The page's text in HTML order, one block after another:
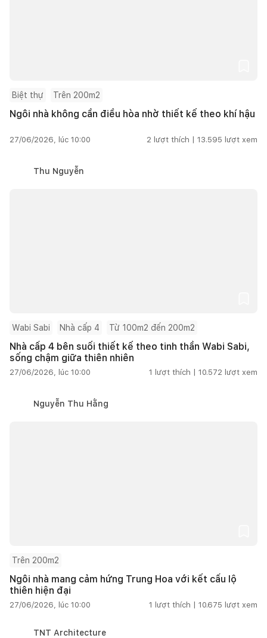
Biệt thự Trên 200m2
Ngôi nhà không cần điều hòa nhờ thiết kế theo khí hậu
27/06/2026, lúc 10:00 2 lượt thích | 13.595 lượt xem
Thu Nguyễn
Wabi Sabi Nhà cấp 4 Từ 100m2 đến 200m2
Nhà cấp 4 bên suối thiết kế theo tinh thần Wabi Sabi,
sống chậm giữa thiên nhiên
27/06/2026, lúc 10:00 1 lượt thích | 10.572 lượt xem
Nguyễn Thu Hằng
Trên 200m2
Ngôi nhà mang cảm hứng Trung Hoa với kết cấu lộ
thiên hiện đại
27/06/2026, lúc 10:00 1 lượt thích | 10.675 lượt xem
TNT Architecture